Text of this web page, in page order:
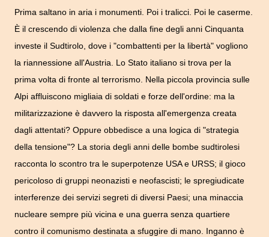
Prima saltano in aria i monumenti. Poi i tralicci. Poi le caserme.
È il crescendo di violenza che dalla fine degli anni Cinquanta
investe il Sudtirolo, dove i "combattenti per la libertà" vogliono
la riannessione all'Austria. Lo Stato italiano si trova per la
prima volta di fronte al terrorismo. Nella piccola provincia sulle
Alpi affluiscono migliaia di soldati e forze dell'ordine: ma la
militarizzazione è davvero la risposta all'emergenza creata
dagli attentati? Oppure obbedisce a una logica di "strategia
della tensione"? La storia degli anni delle bombe sudtirolesi
racconta lo scontro tra le superpotenze USA e URSS; il gioco
pericoloso di gruppi neonazisti e neofascisti; le spregiudicate
interferenze dei servizi segreti di diversi Paesi; una minaccia
nucleare sempre più vicina e una guerra senza quartiere
contro il comunismo destinata a sfuggire di mano. Inganno è